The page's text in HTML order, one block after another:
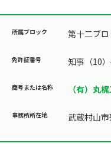
第十二ブロ
知事（10
（有）丸
武蔵村山